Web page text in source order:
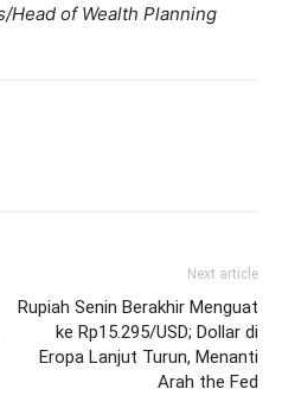
Head of Wealth Planning
Next article
Rupiah Senin Berakhir Menguat
ke Rp15.295/USD; Dollar di
Eropa Lanjut Turun, Menanti
Arah the Fed